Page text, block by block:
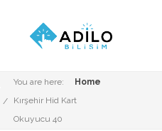
You are here:
Home
Kırşehir Hid Kart
Okuyucu 40